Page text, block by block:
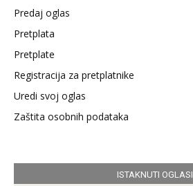
Predaj oglas
Pretplata
Pretplate
Registracija za pretplatnike
Uredi svoj oglas
Zaštita osobnih podataka
ISTAKNUTI OGLASI